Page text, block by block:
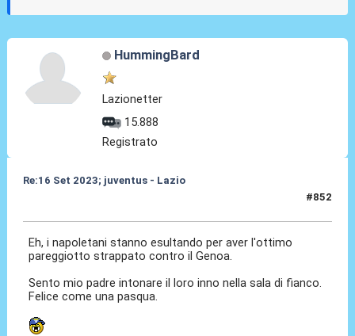
HummingBard
Lazionetter
15.888
Registrato
Re:16 Set 2023; juventus - Lazio
#852
Eh, i napoletani stanno esultando per aver l'ottimo
pareggiotto strappato contro il Genoa.
Sento mio padre intonare il loro inno nella sala di fianco.
Felice come una pasqua.